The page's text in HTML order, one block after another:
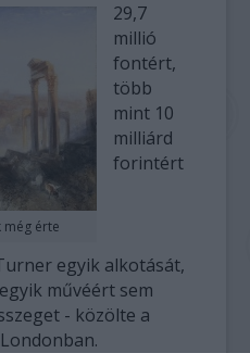
még érte
29,7
millió
fontért,
több
mint 10
milliárd
forintért
egyik alkotását,
művéért sem
- közölte a